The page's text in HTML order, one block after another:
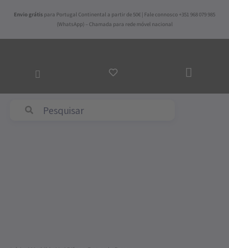
Envio grátis para Portugal Continental a partir de 50€ | Fale connosco +351 968 079 985
(WhatsApp) – Chamada para rede móvel nacional
AO